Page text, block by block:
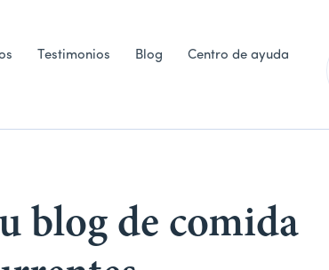
Testimonios Blog Centro de ayuda
blog de comida